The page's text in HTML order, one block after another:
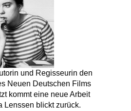
und Regisseurin den
Neuen Deutschen Films
kommt eine neue Arbeit
Lenssen blickt zurück.